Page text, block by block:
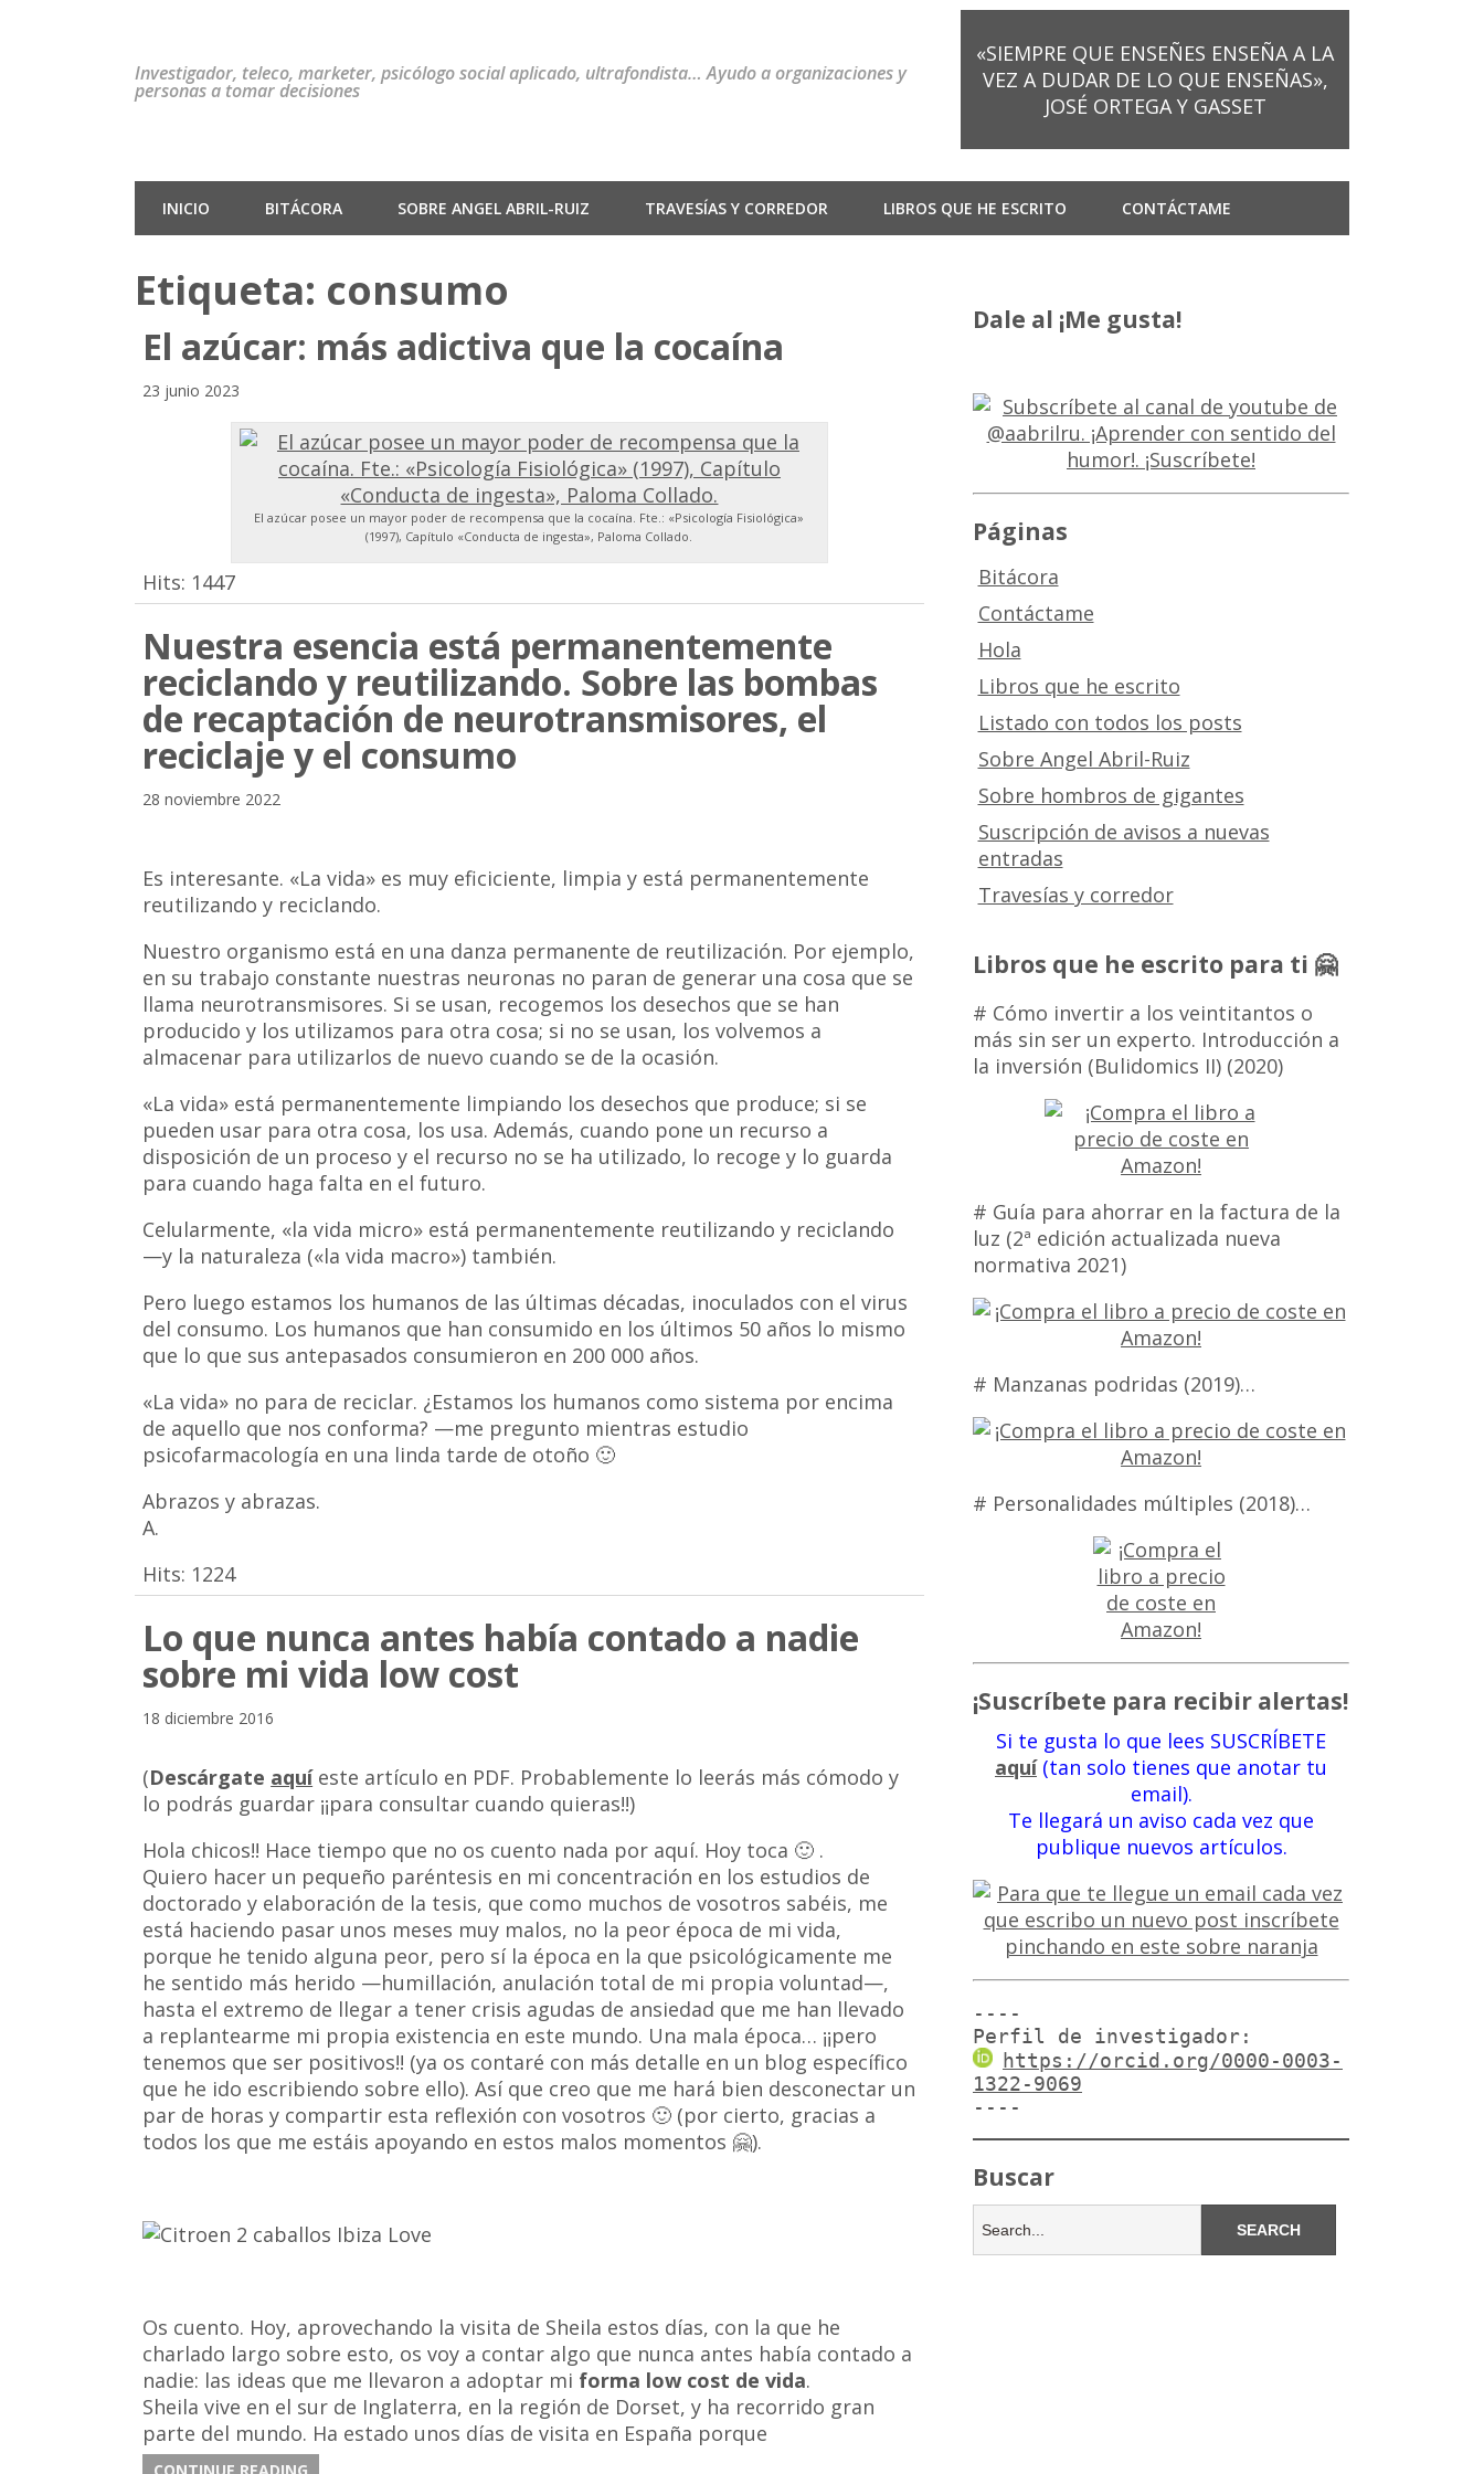
Investigador, teleco, marketer, psicólogo social aplicado, ultrafondista… Ayudo a organizaciones y
personas a tomar decisiones
«SIEMPRE QUE ENSEÑES ENSEÑA A LA
VEZ A DUDAR DE LO QUE ENSEÑAS»,
JOSÉ ORTEGA Y GASSET
INICIO BITÁCORA SOBRE ANGEL ABRIL-RUIZ TRAVESÍAS Y CORREDOR LIBROS QUE HE ESCRITO CONTÁCTAME
Etiqueta: consumo
El azúcar: más adictiva que la cocaína
23 junio 2023
El azúcar posee un mayor poder de recompensa que la cocaína. Fte.: «Psicología Fisiológica»
(1997), Capítulo «Conducta de ingesta», Paloma Collado.
Hits: 1447
Nuestra esencia está permanentemente
reciclando y reutilizando. Sobre las bombas
de recaptación de neurotransmisores, el
reciclaje y el consumo
28 noviembre 2022
Es interesante. «La vida» es muy eficiciente, limpia y está permanentemente
reutilizando y reciclando.
Nuestro organismo está en una danza permanente de reutilización. Por ejemplo,
en su trabajo constante nuestras neuronas no paran de generar una cosa que se
llama neurotransmisores. Si se usan, recogemos los desechos que se han
producido y los utilizamos para otra cosa; si no se usan, los volvemos a
almacenar para utilizarlos de nuevo cuando se de la ocasión.
«La vida» está permanentemente limpiando los desechos que produce; si se
pueden usar para otra cosa, los usa. Además, cuando pone un recurso a
disposición de un proceso y el recurso no se ha utilizado, lo recoge y lo guarda
para cuando haga falta en el futuro.
Celularmente, «la vida micro» está permanentemente reutilizando y reciclando
—y la naturaleza («la vida macro») también.
Pero luego estamos los humanos de las últimas décadas, inoculados con el virus
del consumo. Los humanos que han consumido en los últimos 50 años lo mismo
que lo que sus antepasados consumieron en 200 000 años.
«La vida» no para de reciclar. ¿Estamos los humanos como sistema por encima
de aquello que nos conforma? —me pregunto mientras estudio
psicofarmacología en una linda tarde de otoño 🙂
Abrazos y abrazas.
A.
Hits: 1224
Lo que nunca antes había contado a nadie
sobre mi vida low cost
18 diciembre 2016
(Descárgate aquíeste artículo en PDF. Probablemente lo leerás más cómodo y
lo podrás guardar ¡¡para consultar cuando quieras!!)
Hola chicos!! Hace tiempo que no os cuento nada por aquí. Hoy toca 🙂 .
Quiero hacer un pequeño paréntesis en mi concentración en los estudios de
doctorado y elaboración de la tesis, que como muchos de vosotros sabéis, me
está haciendo pasar unos meses muy malos, no la peor época de mi vida,
porque he tenido alguna peor, pero sí la época en la que psicológicamente me
he sentido más herido —humillación, anulación total de mi propia voluntad—,
hasta el extremo de llegar a tener crisis agudas de ansiedad que me han llevado
a replantearme mi propia existencia en este mundo. Una mala época… ¡¡pero
tenemos que ser positivos!! (ya os contaré con más detalle en un blog específico
que he ido escribiendo sobre ello). Así que creo que me hará bien desconectar un
par de horas y compartir esta reflexión con vosotros 🙂 (por cierto, gracias a
todos los que me estáis apoyando en estos malos momentos 🤗).
Os cuento. Hoy, aprovechando la visita de Sheila estos días, con la que he
charlado largo sobre esto, os voy a contar algo que nunca antes había contado a
nadie: las ideas que me llevaron a adoptar mi forma low cost de vida.
Sheila vive en el sur de Inglaterra, en la región de Dorset, y ha recorrido gran
parte del mundo. Ha estado unos días de visita en España porque
Dale al ¡Me gusta!
Páginas
Bitácora
Contáctame
Hola
Libros que he escrito
Listado con todos los posts
Sobre Angel Abril-Ruiz
Sobre hombros de gigantes
Suscripción de avisos a nuevas
entradas
Travesías y corredor
Libros que he escrito para ti 🤗
# Cómo invertir a los veintitantos o
más sin ser un experto. Introducción a
la inversión (Bulidomics II) (2020)
# Guía para ahorrar en la factura de la
luz (2ª edición actualizada nueva
normativa 2021)
# Manzanas podridas (2019)…
# Personalidades múltiples (2018)…
¡Suscríbete para recibir alertas!
Si te gusta lo que lees SUSCRÍBETE
aquí(tan solo tienes que anotar tu
email).
Te llegará un aviso cada vez que
publique nuevos artículos.
----
Perfil de investigador:
https://orcid.org/0000-0003-
1322-9069
----
Buscar